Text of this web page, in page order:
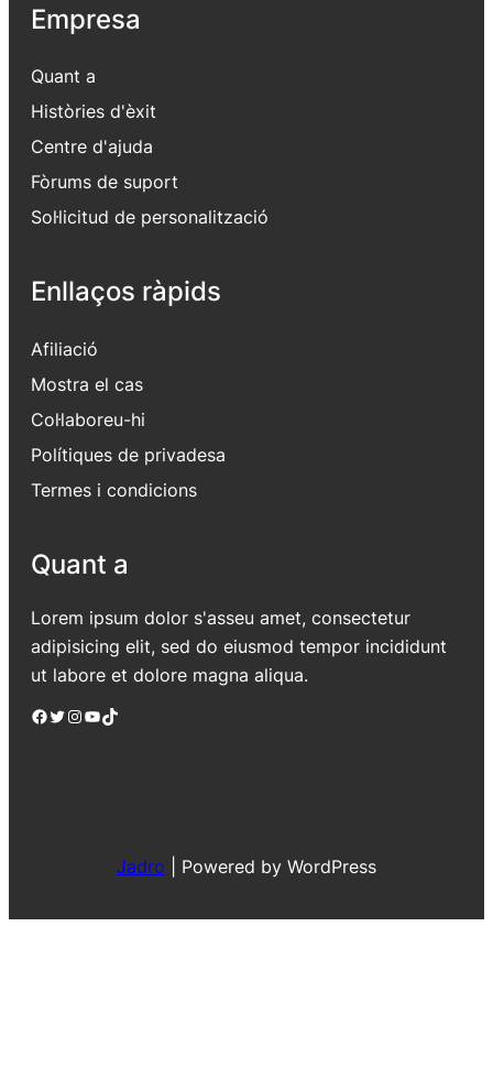
Empresa
Quant a
Històries d'èxit
Centre d'ajuda
Fòrums de suport
Sol·licitud de personalització
Enllaços ràpids
Afiliació
Mostra el cas
Col·laboreu-hi
Polítiques de privadesa
Termes i condicions
Quant a
Lorem ipsum dolor s'asseu amet, consectetur
adipisicing elit, sed do eiusmod tempor incididunt
ut labore et dolore magna aliqua.
Facebook Twitter Instagram YouTube TikTok
Jadro Powered by WordPress